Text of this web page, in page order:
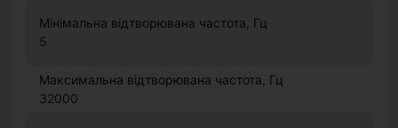
Мінімальна відтворювана частота, Гц
5
Максимальна відтворювана частота, Гц
32000